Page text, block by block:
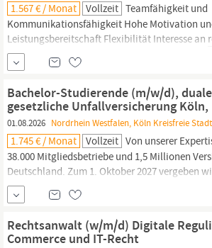
1.567 € / Monat Vollzeit Teamfähigkeit und
Kommunikationsfähigkeit Hohe Motivation
Leistungsbereitschaft Flexibilität Interesse an
wirtschaftlichen und sozialen Themen Darauf
freuen: Eine vielseitige dreijährige
und Medizin miteinander verbindet
innen, die Ihnen mit all...
Bachelor-Studierende (m/w/d),
gesetzliche Unfallversicherung Köln,
01.08.2026 Nordrhein Westfalen, Köln Kreisfreie
1.745 € / Monat Vollzeit Von unserer
38.000 Mitgliedsbetriebe und 1,5 Millionen
Deutschland. Zum 1. Oktober 2027 vergeben
Standorten in Bochum oder
dualen Bachelor-Studiengang (B.A.) gesetzliche
Recht,
Überblick:
Rechtsanwalt (w/m/d) Digitale
Commerce und IT-Recht